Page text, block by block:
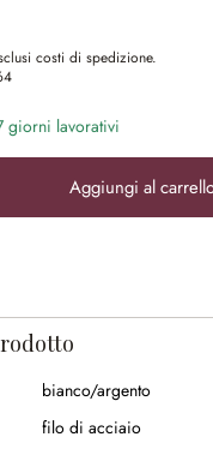
costi di spedizione.
giorni lavorativi
inserisci il valore
Aggiungi al
bianco/argento
filo di acciaio